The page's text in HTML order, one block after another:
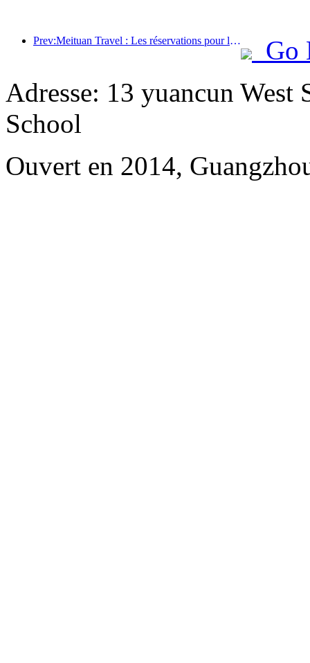
Prev:Meituan Travel : Les réservations pour les hôtels haut de gamme dans les comtés pendant le festival des bateaux-dragons sont très demandées, les familles avec enfants devenant la force principale
Go
Adresse: 13 yuancun West
School
Ouvert en 2014,